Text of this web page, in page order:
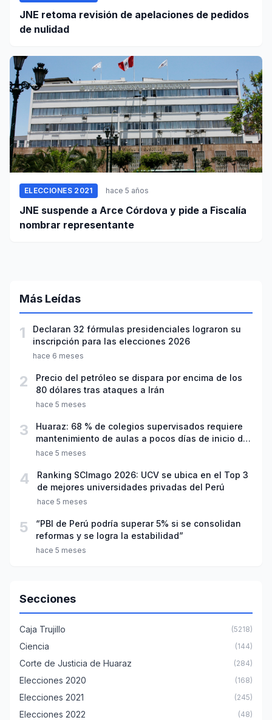
JNE retoma revisión de apelaciones de pedidos
de nulidad
ELECCIONES 2021 hace 5 años
JNE suspende a Arce Córdova y pide a Fiscalía
nombrar representante
Más Leídas
1
Declaran 32 fórmulas presidenciales lograron su
inscripción para las elecciones 2026
hace 6 meses
2
Precio del petróleo se dispara por encima de los
80 dólares tras ataques a Irán
hace 5 meses
3
Huaraz: 68 % de colegios supervisados requiere
mantenimiento de aulas a pocos días de inicio del
año escolar 2026
hace 5 meses
4
Ranking SCImago 2026: UCV se ubica en el Top 3
de mejores universidades privadas del Perú
hace 5 meses
5
“PBI de Perú podría superar 5% si se consolidan
reformas y se logra la estabilidad”
hace 5 meses
Secciones
Caja Trujillo (5218)
Ciencia (144)
Corte de Justicia de Huaraz (284)
Elecciones 2020 (168)
Elecciones 2021 (245)
Elecciones 2022 (48)